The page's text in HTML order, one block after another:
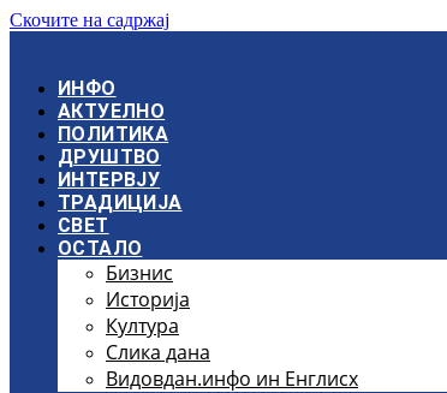
Скочите на садржај
ИНФО
АКТУЕЛНО
ПОЛИТИКА
ДРУШТВО
ИНТЕРВЈУ
ТРАДИЦИЈА
СВЕТ
ОСТАЛО
Бизнис
Историја
Култура
Слика дана
Видовдан.инфо ин Енглисх